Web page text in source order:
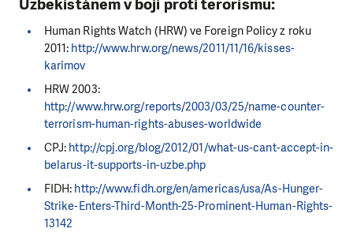
Uzbekistánem v boji proti terorismu:
Human Rights Watch (HRW) ve Foreign Policy z roku
2011: http://www.hrw.org/news/2011/11/16/kisses-
karimov
HRW 2003:
http://www.hrw.org/reports/2003/03/25/name-counter-
terrorism-human-rights-abuses-worldwide
CPJ: http://cpj.org/blog/2012/01/what-us-cant-accept-in-
belarus-it-supports-in-uzbe.php
FIDH: http://www.fidh.org/en/americas/usa/As-Hunger-
Strike-Enters-Third-Month-25-Prominent-Human-Rights-
13142
LÍBÍ SE VÁM, CO DĚLÁME?
NÁS!
Abychom mohli pomáhat smysluplně, neobejdeme se bez Vaší
Ať už se nám rozhodnete pomoci jedním darem nebo se
pravidelným dárcem Klubu přátel, Vaše dary nám umožní
tam, kde je to nejvíce potřeba.